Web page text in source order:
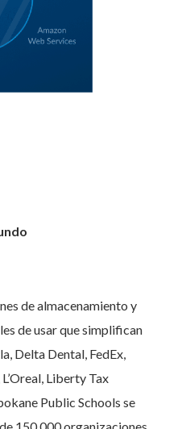
de almacenamiento y
de usar que simplifican
Delta Dental, FedEx,
Liberty Tax
Public Schools se